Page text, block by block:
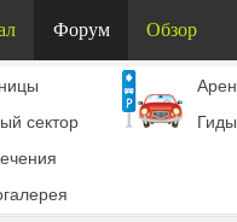
Форум Обзор
сектор
Гиды